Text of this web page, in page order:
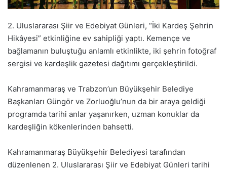
2. Uluslararası Şiir ve Edebiyat Günleri, “İki Kardeş Şehrin
Hikâyesi” etkinliğine ev sahipliği yaptı. Kemençe ve
bağlamanın buluştuğu anlamlı etkinlikte, iki şehrin fotoğraf
sergisi ve kardeşlik gazetesi dağıtımı gerçekleştirildi.
Kahramanmaraş ve Trabzon’un Büyükşehir Belediye
Başkanları Güngör ve Zorluoğlu’nun da bir araya geldiği
programda tarihi anlar yaşanırken, uzman konuklar da
kardeşliğin kökenlerinden bahsetti.
Kahramanmaraş Büyükşehir Belediyesi tarafından
düzenlenen 2. Uluslararası Şiir ve Edebiyat Günleri tarihi